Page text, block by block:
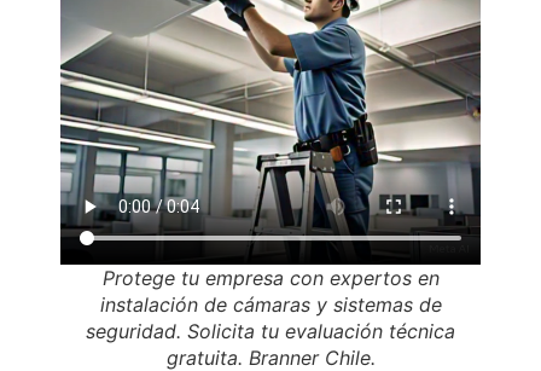
Protege tu empresa con expertos en
instalación de cámaras y sistemas de
seguridad. Solicita tu evaluación técnica
gratuita. Branner Chile.